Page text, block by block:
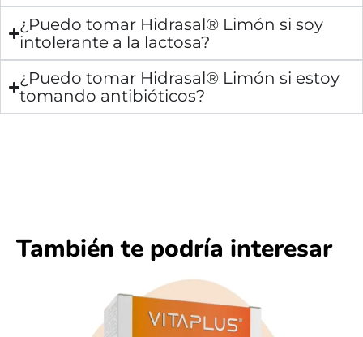
¿Puedo tomar Hidrasal® Limón si soy
intolerante a la lactosa?
¿Puedo tomar Hidrasal® Limón si estoy
tomando antibióticos?
También te podría interesar